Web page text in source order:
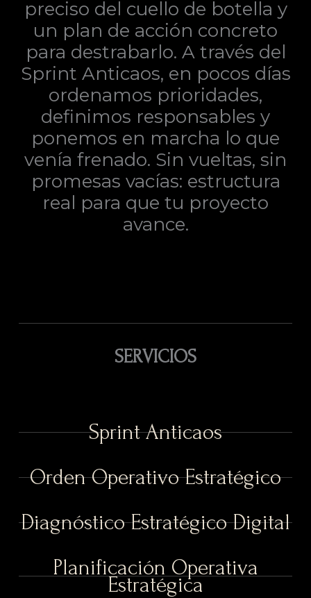
preciso del cuello de botella y
un plan de acción concreto
para destrabarlo. A través del
Sprint Anticaos, en pocos días
ordenamos prioridades,
definimos responsables y
ponemos en marcha lo que
venía frenado. Sin vueltas, sin
promesas vacías: estructura
real para que tu proyecto
avance.
SERVICIOS
Sprint Anticaos
Orden Operativo Estratégico
Diagnóstico Estratégico Digital
Planificación Operativa
Estratégica